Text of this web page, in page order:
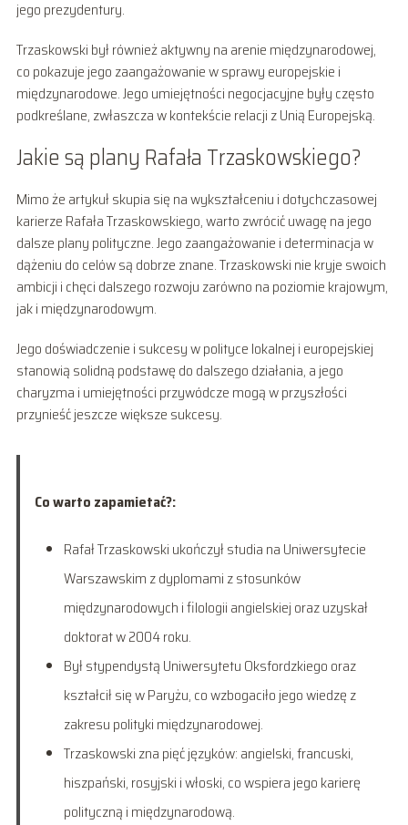
jego prezydentury.
Trzaskowski był również aktywny na arenie międzynarodowej,
co pokazuje jego zaangażowanie w sprawy europejskie i
międzynarodowe. Jego umiejętności negocjacyjne były często
podkreślane, zwłaszcza w kontekście relacji z Unią Europejską.
Jakie są plany Rafała Trzaskowskiego?
Mimo że artykuł skupia się na wykształceniu i dotychczasowej
karierze Rafała Trzaskowskiego, warto zwrócić uwagę na jego
dalsze plany polityczne. Jego zaangażowanie i determinacja w
dążeniu do celów są dobrze znane. Trzaskowski nie kryje swoich
ambicji i chęci dalszego rozwoju zarówno na poziomie krajowym,
jak i międzynarodowym.
Jego doświadczenie i sukcesy w polityce lokalnej i europejskiej
stanowią solidną podstawę do dalszego działania, a jego
charyzma i umiejętności przywódcze mogą w przyszłości
przynieść jeszcze większe sukcesy.
Co warto zapamietać?:
Rafał Trzaskowski ukończył studia na Uniwersytecie
Warszawskim z dyplomami z stosunków
międzynarodowych i filologii angielskiej oraz uzyskał
doktorat w 2004 roku.
Był stypendystą Uniwersytetu Oksfordzkiego oraz
kształcił się w Paryżu, co wzbogaciło jego wiedzę z
zakresu polityki międzynarodowej.
Trzaskowski zna pięć języków: angielski, francuski,
hiszpański, rosyjski i włoski, co wspiera jego karierę
polityczną i międzynarodową.